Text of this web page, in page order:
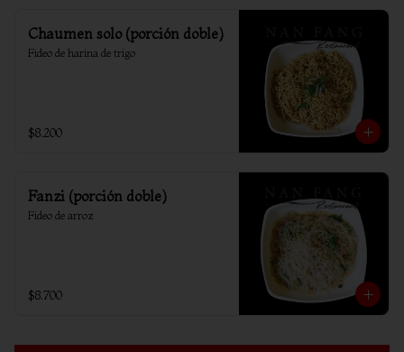
Chaumen solo (porción doble)
Fideo de harina de trigo
$8.200
Fanzi (porción doble)
Fideo de arroz
$8.700